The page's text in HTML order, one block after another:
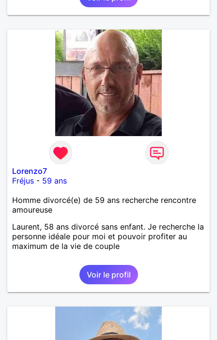
Lorenzo7
Fréjus - 59 ans
Homme divorcé(e) de 59 ans recherche rencontre
amoureuse
Laurent, 58 ans divorcé sans enfant. Je recherche la
personne idéale pour moi et pouvoir profiter au
maximum de la vie de couple
Voir le profil